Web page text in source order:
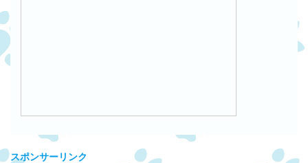
スポンサーリンク